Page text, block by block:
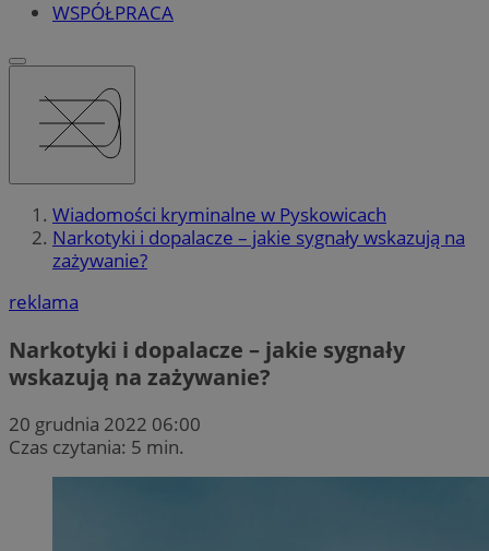
WSPÓŁPRACA
Wiadomości kryminalne w Pyskowicach
Narkotyki i dopalacze – jakie sygnały wskazują na
zażywanie?
reklama
Narkotyki i dopalacze – jakie sygnały
wskazują na zażywanie?
20 grudnia 2022 06:00
Czas czytania: 5 min.